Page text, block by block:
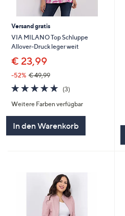
Versand gratis
VIA MILANO Top Schluppe
Allover-Druck leger weit
€ 23,99
-52% € 49,99
4.7
von
5
(3)
Weitere Farben verfügbar
In den Warenkorb